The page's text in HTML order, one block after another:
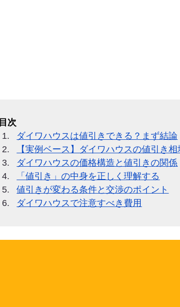
目次
ダイワハウスは値引きできる？まず結論
【実例ベース】ダイワハウスの値引き相
ダイワハウスの価格構造と値引きの関係
「値引き」の中身を正しく理解する
値引きが変わる条件と交渉のポイント
ダイワハウスで注意すべき費用